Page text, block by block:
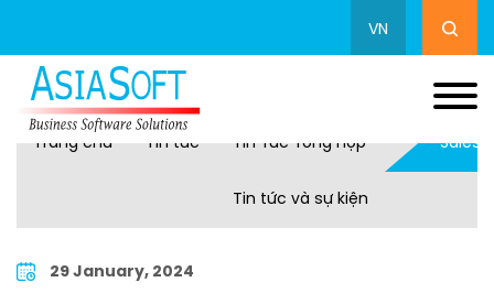
VN
Trang chủ Tin tức Tin Tức Tổng Hợp
Tin tức và sự kiện
29 January, 2024